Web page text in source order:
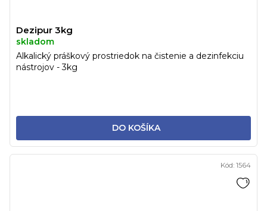
Dezipur 3kg
skladom
DO KOŠÍKA
Alkalický práškový prostriedok na čistenie a dezinfekciu
nástrojov - 3kg
Kód: 1564